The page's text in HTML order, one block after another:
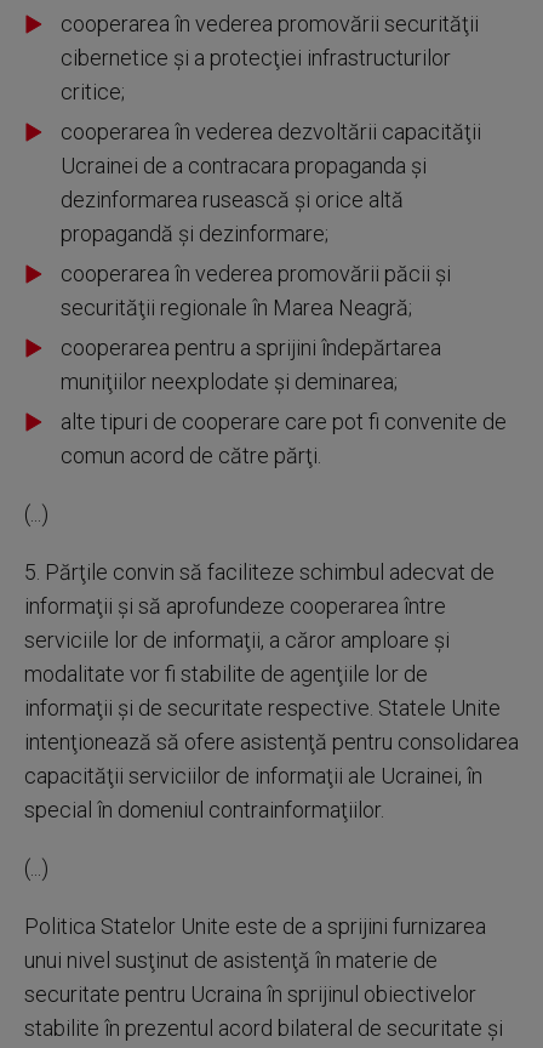
cooperarea în vederea promovării securităţii
cibernetice şi a protecţiei infrastructurilor
critice;
cooperarea în vederea dezvoltării capacităţii
Ucrainei de a contracara propaganda şi
dezinformarea rusească şi orice altă
propagandă şi dezinformare;
cooperarea în vederea promovării păcii şi
securităţii regionale în Marea Neagră;
cooperarea pentru a sprijini îndepărtarea
muniţiilor neexplodate şi deminarea;
alte tipuri de cooperare care pot fi convenite de
comun acord de către părţi.
(...)
5. Părţile convin să faciliteze schimbul adecvat de
informaţii şi să aprofundeze cooperarea între
serviciile lor de informaţii, a căror amploare şi
modalitate vor fi stabilite de agenţiile lor de
informaţii şi de securitate respective. Statele Unite
intenţionează să ofere asistenţă pentru consolidarea
capacităţii serviciilor de informaţii ale Ucrainei, în
special în domeniul contrainformaţiilor.
(...)
Politica Statelor Unite este de a sprijini furnizarea
unui nivel susţinut de asistenţă în materie de
securitate pentru Ucraina în sprijinul obiectivelor
stabilite în prezentul acord bilateral de securitate şi